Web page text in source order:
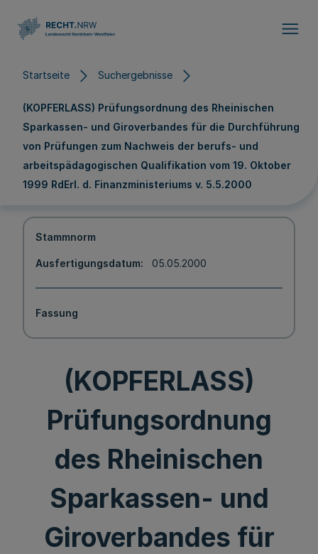
Startseite Suchergebnisse
(KOPFERLASS) Prüfungsordnung des Rheinischen
Sparkassen- und Giroverbandes für die Durchführung
von Prüfungen zum Nachweis der berufs- und
arbeitspädagogischen Qualifikation vom 19. Oktober
1999 RdErl. d. Finanzministeriums v. 5.5.2000
Stammnorm
Ausfertigungsdatum 05.05.2000
Fassung
(KOPFERLASS)
Prüfungsordnung
des Rheinischen
Sparkassen- und
Giroverbandes für